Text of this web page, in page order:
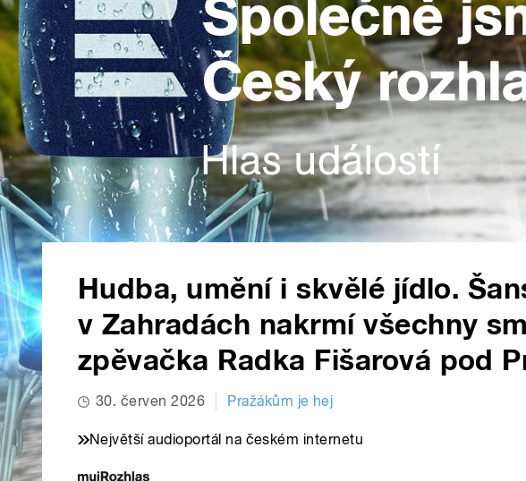
Hudba, umění i skvělé jídlo.
v Zahradách nakrmí všechny
zpěvačka Radka Fišarová pod
30. červen 2026 Pražákům je hej
Největší audioportál na českém internetu